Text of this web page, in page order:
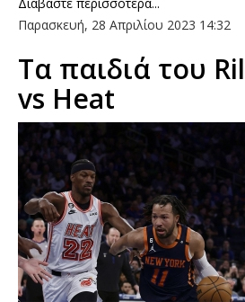
Παρασκευή, 28 Απριλίου 2023 14:32
Τα παιδιά του
vs Heat